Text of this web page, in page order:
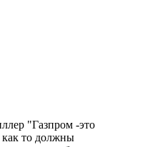
"Газпром -это
то должны